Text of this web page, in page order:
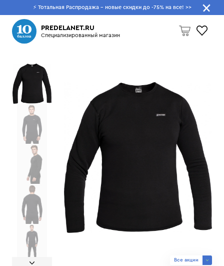
⚡ Тотальная Распродажа - новые скидки до -75% на все! >>
PREDELANET.RU
Специализированный магазин
Пусто
Что будем искать?
Все акции